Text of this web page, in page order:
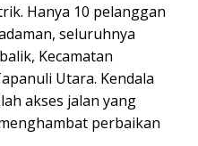
Hanya 10 pelanggan
seluruhnya
Kecamatan
Utara. Kendala
akses jalan yang
perbaikan